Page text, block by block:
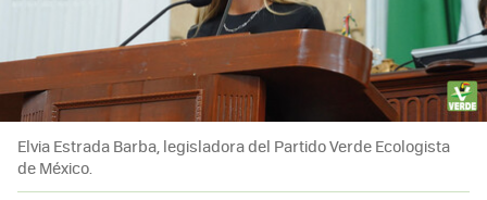
Elvia Estrada Barba, legisladora del Partido Verde Ecologista
de México.